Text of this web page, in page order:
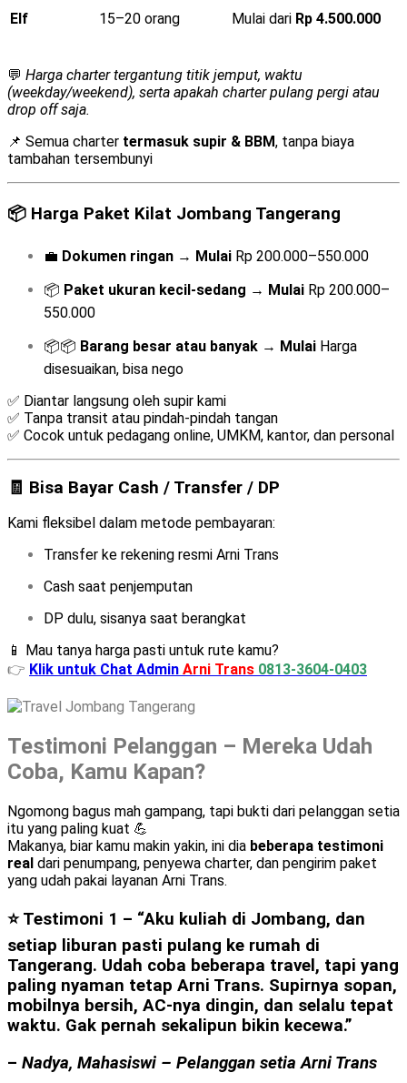
Elf
15–20 orang Mulai dari Rp 4.500.000
💬 Harga charter tergantung titik jemput, waktu
(weekday/weekend), serta apakah charter pulang pergi atau
drop off saja.
📌 Semua charter termasuk supir & BBM, tanpa biaya
tambahan tersembunyi
📦 Harga Paket Kilat Jombang Tangerang
💼 Dokumen ringan → Mulai Rp 200.000–550.000
📦 Paket ukuran kecil-sedang → Mulai Rp 200.000–
550.000
📦📦 Barang besar atau banyak → Mulai Harga
disesuaikan, bisa nego
✅ Diantar langsung oleh supir kami
✅ Tanpa transit atau pindah-pindah tangan
✅ Cocok untuk pedagang online, UMKM, kantor, dan personal
🧾 Bisa Bayar Cash / Transfer / DP
Kami fleksibel dalam metode pembayaran:
Transfer ke rekening resmi Arni Trans
Cash saat penjemputan
DP dulu, sisanya saat berangkat
📱 Mau tanya harga pasti untuk rute kamu?
👉 Klik untuk Chat Admin Arni Trans 0813-3604-0403
Testimoni Pelanggan – Mereka Udah
Coba, Kamu Kapan?
Ngomong bagus mah gampang, tapi bukti dari pelanggan setia
itu yang paling kuat 💪
Makanya, biar kamu makin yakin, ini dia beberapa testimoni
real dari penumpang, penyewa charter, dan pengirim paket
yang udah pakai layanan Arni Trans.
⭐ Testimoni 1 – “Aku kuliah di Jombang, dan
setiap liburan pasti pulang ke rumah di
Tangerang. Udah coba beberapa travel, tapi yang
paling nyaman tetap Arni Trans. Supirnya sopan,
mobilnya bersih, AC-nya dingin, dan selalu tepat
waktu. Gak pernah sekalipun bikin kecewa.”
– Nadya, Mahasiswi – Pelanggan setia Arni Trans